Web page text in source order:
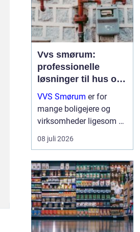
Vvs smørum:
professionelle
løsninger til hus og
erhverv
VVS Smørum er for
mange boligejere og
virksomheder ligesom en
tryg livline, når vand,
varme eller afløb driller.
kun om rør og ventiler,
men om sikkerhed,
komfort og en ...
08 juli 2026